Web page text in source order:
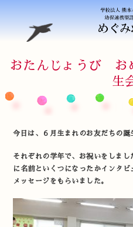
おたんじょうび お
生
今日は、６月生まれのお友だちの誕
それぞれの学年で、お祝いをしま
に名前といくつになったかインタ
メッセージをもらいました。